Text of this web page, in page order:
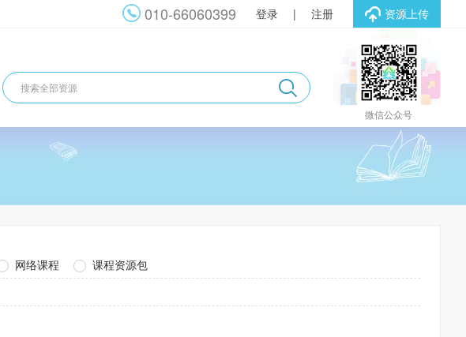
资源上传
登录 | 注册
010-66060399
微信公众号
网络课程
课程资源包